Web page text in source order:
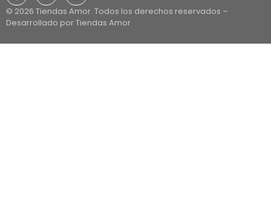
© 2026 Tiendas Amor. Todos los derechos reservados –
Desarrollado por Tiendas Amor